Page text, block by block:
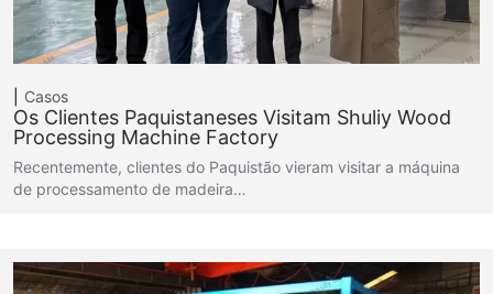
Casos
Os Clientes Paquistaneses Visitam Shuliy Wood
Processing Machine Factory
Recentemente, clientes do Paquistão vieram visitar a máquina
de processamento de madeira…